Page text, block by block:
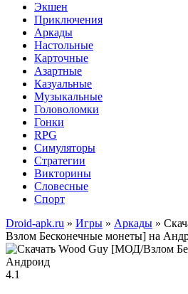
Экшен
Приключения
Аркады
Настольные
Карточные
Азартные
Казуальные
Музыкальные
Головоломки
Гонки
RPG
Симуляторы
Стратегии
Викторины
Словесные
Спорт
Droid-apk.ru » Игры » Аркады »
Взлом Бесконечные монеты] на
4.1